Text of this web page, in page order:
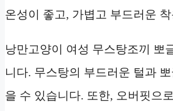
온성이 좋고, 가볍고 부드러운
낭만고양이 여성 무스탕조끼 뽀
니다. 무스탕의 부드러운 털과
을 수 있습니다. 또한, 오버핏으